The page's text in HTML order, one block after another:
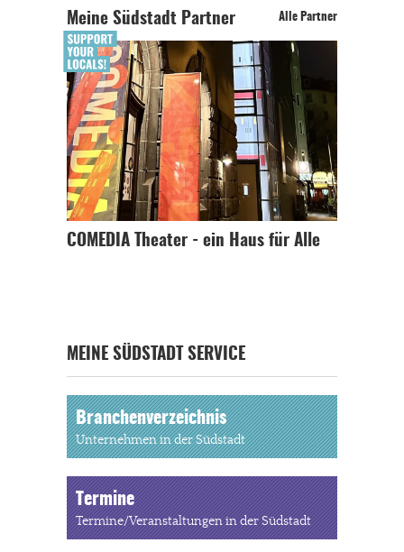
Meine Südstadt Partner Alle Partner
COMEDIA Theater - ein Haus für Alle
MEINE SÜDSTADT SERVICE
Branchenverzeichnis
Unternehmen in der Südstadt
Termine
Termine/Veranstaltungen in der Südstadt